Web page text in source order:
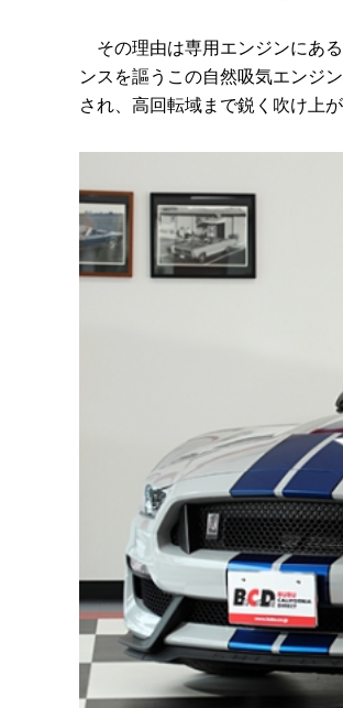
その理由は専用エンジンにあ
ンスを謳うこの自然吸気エンジ
され、高回転域まで鋭く吹け上が